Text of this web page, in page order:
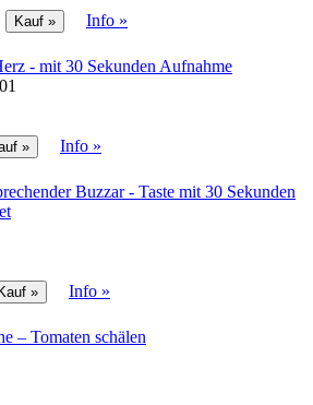
Info »
- mit 30 Sekunden Aufnahme
Info »
Buzzar - Taste mit 30 Sekunden
Info »
– Tomaten schälen